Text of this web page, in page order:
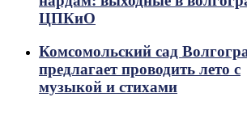
ЦПКиО
Комсомольский сад
предлагает проводить лето с
музыкой и стихами